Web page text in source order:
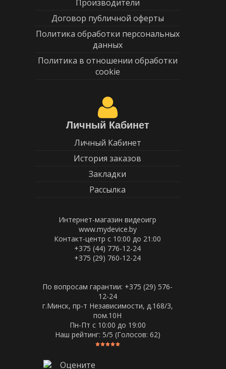
Производители
Договор публичной оферты
Политика обработки персональных
данных
Политика в отношении обработки
cookie
Личный Кабинет
Личный Кабинет
История заказов
Закладки
Рассылка
Интернет-магазин видеоигр
www.mydevice.by
Контакт-центр с 10:00 до 21:00
+375 (44) 776-12-24
+375 (29) 760-12-24
По вопросам гарантии: +375 (29) 576-
12-24
г.Минск, пр-т Независимости, д.168/3,
пом.10Н
Пн-Пт c 10:00 до 19:00
Наш рейтинг: 5/5 (Голосов: 62)